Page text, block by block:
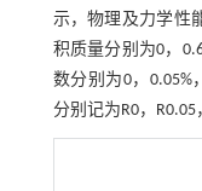
示，物理及力学性
积质量分别为0，
数分别为0，0.05%
分别记为R0，R0.05